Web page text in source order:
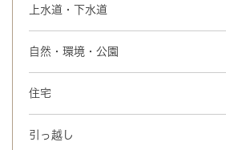
上水道・下水道
自然・環境・公園
住宅
引っ越し